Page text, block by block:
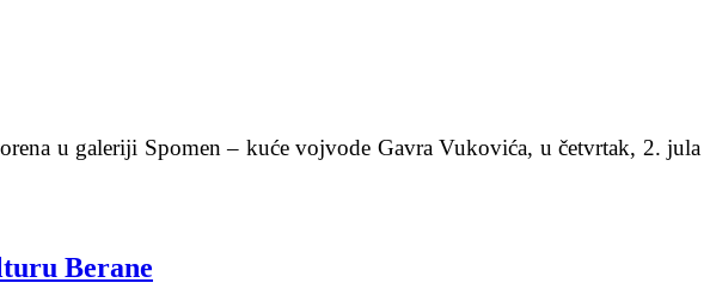
u galeriji Spomen – kuće vojvode Gavra Vukovića, u četvrtak, 2. jula
Berane